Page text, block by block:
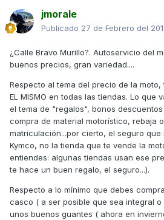
jmorale
Publicado 27 de Febrero del
¿Calle Bravo Murillo?. Autoservicio del
buenos precios, gran variedad....
Respecto al tema del precio de la
EL MISMO en todas las tiendas. Lo que
el tema de "regalos", bonos
compra de material motorístico, rebaja
matriculación...por cierto, el seguro que
Kymco, no la tienda que te vende la
entiendes: algunas tiendas usan ese
te hace un buen regalo, el seguro...).
Respecto a lo mínimo que debes
casco ( a ser posible que sea integral o
unos buenos guantes ( ahora en